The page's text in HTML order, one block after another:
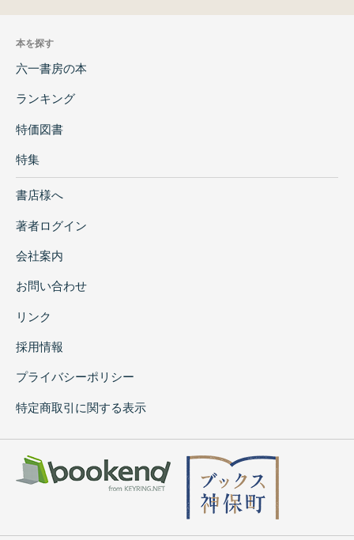
本を探す
六一書房の本
ランキング
特価図書
特集
書店様へ
著者ログイン
会社案内
お問い合わせ
リンク
採用情報
プライバシーポリシー
特定商取引に関する表示